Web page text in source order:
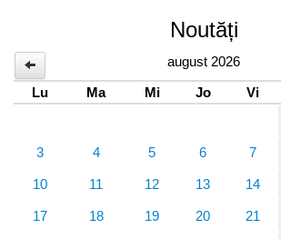
Noutăți
august 2026
Lu
Ma Mi Jo Vi
3 4 5 6 7
10 11 12 13 14
17 18 19 20 21